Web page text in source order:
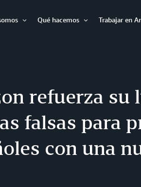
Qué hacemos
Trabajar en
refuerza su
falsas para
con una